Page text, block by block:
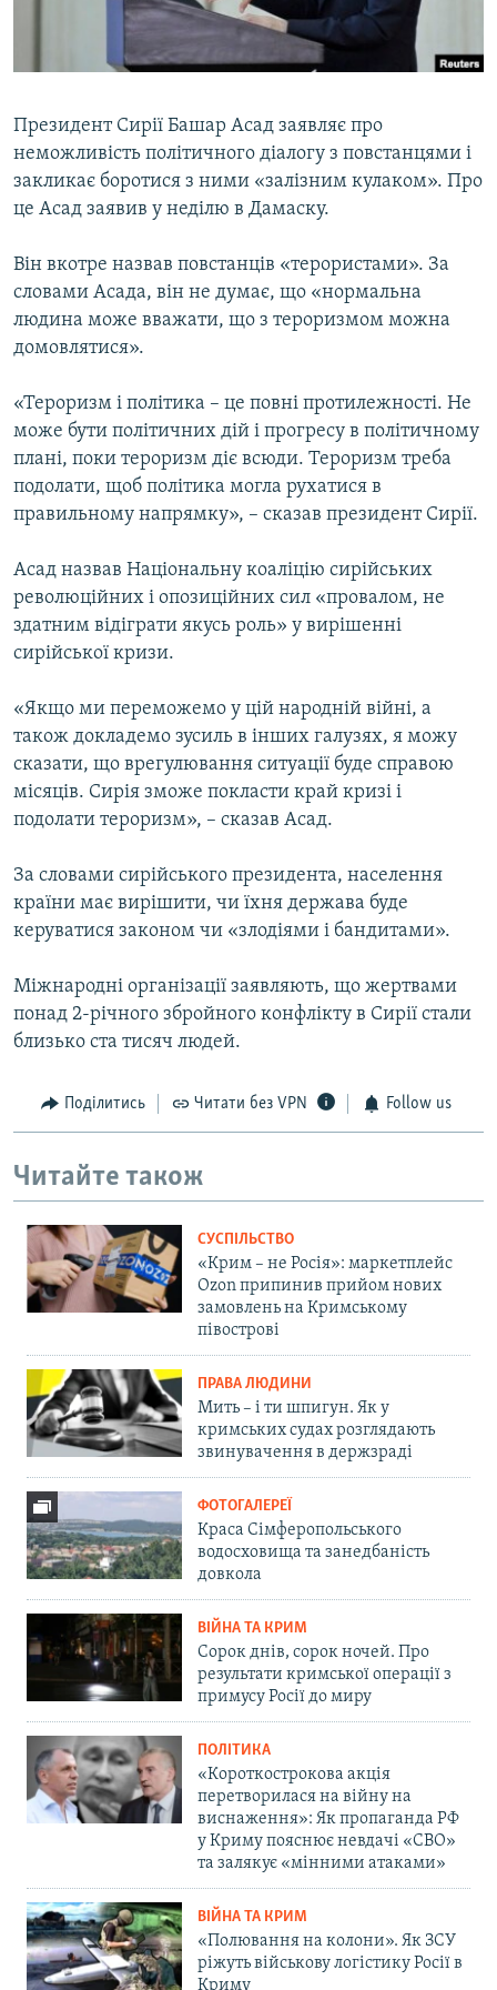
ВІДЕОУРОКИ «ELIFBE»
СВІДЧЕННЯ ОКУПАЦІЇ
Qırımtatar
ДОЛУЧАЙСЯ!
Президент Сирії Башар Асад заявляє про
неможливість політичного діалогу з повстанцями і
закликає боротися з ними «залізним кулаком». Про
це Асад заявив у неділю в Дамаску.
Він вкотре назвав повстанців «терористами». За
словами Асада, він не думає, що «нормальна
людина може вважати, що з тероризмом можна
домовлятися».
«Тероризм і політика – це повні протилежності. Не
може бути політичних дій і прогресу в політичному
плані, поки тероризм діє всюди. Тероризм треба
подолати, щоб політика могла рухатися в
правильному напрямку», – сказав президент Сирії.
Асад назвав Національну коаліцію сирійських
революційних і опозиційних сил «провалом, не
здатним відіграти якусь роль» у вирішенні
сирійської кризи.
«Якщо ми переможемо у цій народній війні, а
також докладемо зусиль в інших галузях, я можу
сказати, що врегулювання ситуації буде справою
місяців. Сирія зможе покласти край кризі і
подолати тероризм», – сказав Асад.
За словами сирійського президента, населення
країни має вирішити, чи їхня держава буде
керуватися законом чи «злодіями і бандитами».
Міжнародні організації заявляють, що жертвами
понад 2-річного збройного конфлікту в Сирії стали
близько ста тисяч людей.
Поділитись Читати без VPN Follow us
Читайте також
СУСПІЛЬСТВО
«Крим – не Росія»: маркетплейс
Ozon припинив прийом нових
замовлень на Кримському
півострові
ПРАВА ЛЮДИНИ
Мить – і ти шпигун. Як у
кримських судах розглядають
звинувачення в держзраді
ФОТОГАЛЕРЕЇ
Краса Сімферопольського
водосховища та занедбаність
довкола
ВІЙНА ТА КРИМ
Сорок днів, сорок ночей. Про
результати кримської операції з
примусу Росії до миру
ПОЛІТИКА
«Короткострокова акція
перетворилася на війну на
виснаження»: Як пропаганда РФ
у Криму пояснює невдачі «СВО»
та залякує «мінними атаками»
ВІЙНА ТА КРИМ
«Полювання на колони». Як ЗСУ
ріжуть військову логістику Росії в
Криму